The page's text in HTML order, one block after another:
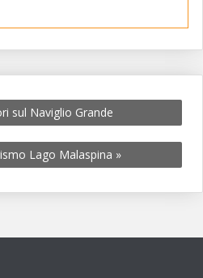
sul Naviglio Grande
Lago Malaspina »